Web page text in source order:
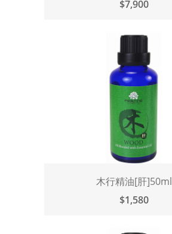
$7,900
木行精油[肝]50ml
$1,580